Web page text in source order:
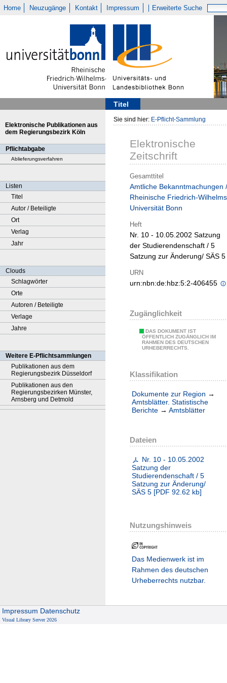
Home Neuzugänge Kontakt Impressum Erweiterte Suche
Titel
Elektronische Publikationen aus
dem Regierungsbezirk Köln
Pflichtabgabe
Ablieferungsverfahren
Listen
Titel
Autor / Beteiligte
Ort
Verlag
Jahr
Clouds
Schlagwörter
Orte
Autoren / Beteiligte
Verlage
Jahre
Weitere E-Pflichtsammlungen
Publikationen aus dem
Regierungsbezirk Düsseldorf
Publikationen aus den
Regierungsbezirken Münster,
Arnsberg und Detmold
Sie sind hier: E-Pflicht-Sammlung
Elektronische
Zeitschrift
Gesamttitel
Amtliche Bekanntmachungen /
Rheinische Friedrich-
Universität Bonn
Heft
Nr. 10 - 10.05.2002 Satzung
der Studierendenschaft / 5
Satzung zur Änderung/ SÄS 5
URN
urn:nbn:de:hbz:5:2-406455
Zugänglichkeit
DAS DOKUMENT IST
ÖFFENTLICH ZUGÄNGLICH IM
RAHMEN DES DEUTSCHEN
URHEBERRECHTS.
Klassifikation
Dokumente zur Region →
Amtsblätter. Statistische
Berichte → Amtsblätter
Dateien
Nr. 10 - 10.05.2002
Satzung der
Studierendenschaft / 5
Satzung zur Änderung/
SÄS 5 [PDF 92.62 kb]
Nutzungshinweis
Das Medienwerk ist im
Rahmen des deutschen
Urheberrechts nutzbar.
Impressum Datenschutz
Visual Library Server 2026